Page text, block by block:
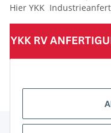
Hier YKK
(Mindesttabnahmemenge 10 Stück